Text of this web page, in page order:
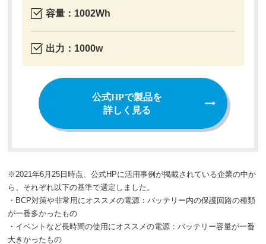
容量：1002Wh
出力：1000w
公式HPで製品を
詳しく見る
※2021年6月25日時点、公式HPに活用事例が掲載されている企業の中か
ら、それぞれ以下の基準で選定しました。
・BCP対策や非常用にオススメの電源：バッテリー内の保護回路の種類
が一番多かったもの
・イベントなど長時間の使用にオススメの電源：バッテリー容量が一番
大きかったもの